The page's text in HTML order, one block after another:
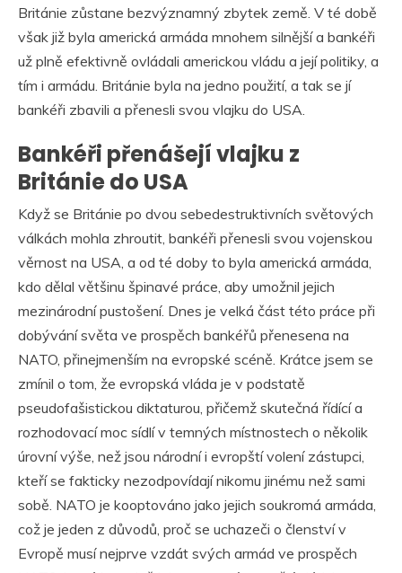
Británie zůstane bezvýznamný zbytek země. V té době
však již byla americká armáda mnohem silnější a bankéři
už plně efektivně ovládali americkou vládu a její politiky, a
tím i armádu. Británie byla na jedno použití, a tak se jí
bankéři zbavili a přenesli svou vlajku do USA.
Bankéři přenášejí vlajku z
Británie do USA
Když se Británie po dvou sebedestruktivních světových
válkách mohla zhroutit, bankéři přenesli svou vojenskou
věrnost na USA, a od té doby to byla americká armáda,
kdo dělal většinu špinavé práce, aby umožnil jejich
mezinárodní pustošení. Dnes je velká část této práce při
dobývání světa ve prospěch bankéřů přenesena na
NATO, přinejmenším na evropské scéně. Krátce jsem se
zmínil o tom, že evropská vláda je v podstatě
pseudofašistickou diktaturou, přičemž skutečná řídící a
rozhodovací moc sídlí v temných místnostech o několik
úrovní výše, než jsou národní i evropští volení zástupci,
kteří se fakticky nezodpovídají nikomu jinému než sami
sobě. NATO je kooptováno jako jejich soukromá armáda,
což je jeden z důvodů, proč se uchazeči o členství v
Evropě musí nejprve vzdát svých armád ve prospěch